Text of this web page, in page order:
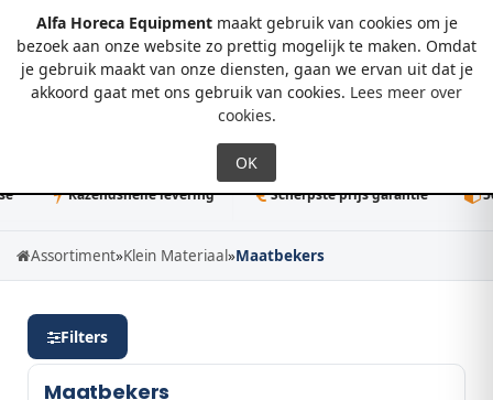
Alfa Horeca Equipmentmaakt gebruik van cookies om je
bezoek aan onze website zo prettig mogelijk te maken. Omdat
je gebruik maakt van onze diensten, gaan we ervan uit dat je
akkoord gaat met ons gebruik van cookies. Lees meer over
cookies.
0
Razendsnelle levering Scherpste prijs garantie 50K+
Assortiment»Klein Materiaal»Maatbekers
Filters
Maatbekers